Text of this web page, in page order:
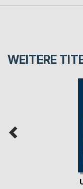
WEITERE